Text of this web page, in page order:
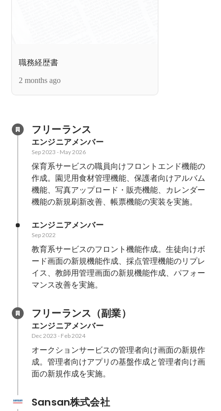
職務経歴書
2 months ago
フリーランス
エンジニアメンバー
Sep 2023 - May 2026
保育系サービスの職員向けフロントエンド機能の
作成。園児用食材管理機能、保護者向けアルバム
機能、写真アップロード・販売機能、カレンダー
機能の新規刷新改善、帳票機能の実装を実施。
エンジニアメンバー
Sep 2022
教育系サービスのフロント機能作成。生徒向けボ
ード画面の新規機能作成、採点管理機能のリプレ
イス、教師用管理画面の新規機能作成、パフォー
マンス改善を実施。
フリーランス（副業）
エンジニアメンバー
Dec 2023 - Feb 2024
オークションサービスの管理者向け画面の新規作
成。管理者向けアプリの基盤作成と管理者向け画
面の新規作成を実施。
Sansan株式会社